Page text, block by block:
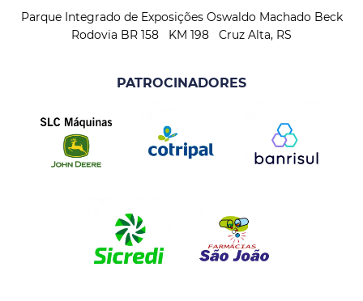
Parque Integrado de Exposições Oswaldo Machado Beck
Rodovia BR 158 KM 198 Cruz Alta, RS
PATROCINADORES